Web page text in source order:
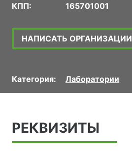
КПП:
165701001
НАПИСАТЬ ОРГАНИЗАЦИИ
Категория: Лаборатории
РЕКВИЗИТЫ